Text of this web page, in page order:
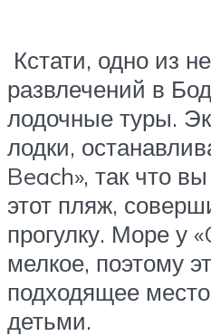
Кстати, одно из
развлечений в
лодочные туры.
лодки,
Beach», так что
этот пляж,
прогулку. Море у
мелкое, поэтому
подходящее
детьми.